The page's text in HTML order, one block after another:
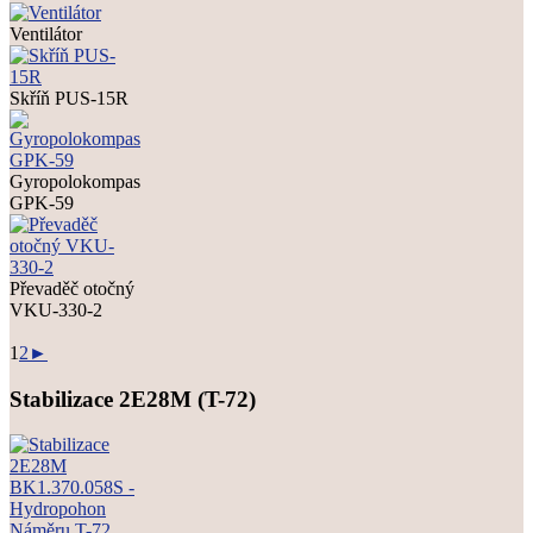
Ventilátor
Skříň PUS-15R
Gyropolokompas
GPK-59
Převaděč otočný
VKU-330-2
1 2 ►
Stabilizace 2E28M (T-72)